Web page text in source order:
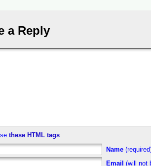
a Reply
these HTML tags
Name
Email (will not